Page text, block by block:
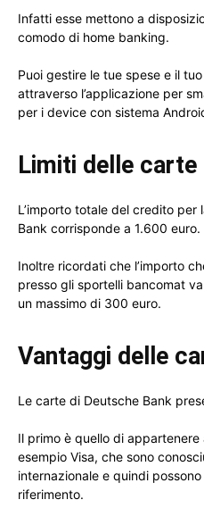
Infatti esse mettono a
comodo di home banking.
Puoi gestire le tue spese e il
attraverso l’applicazione per
per i device con sistema
Limiti delle carte
L’importo totale del credito
Bank corrisponde a 1.600 euro.
Inoltre ricordati che l’importo
presso gli sportelli bancomat
un massimo di 300 euro.
Vantaggi delle
Le carte di Deutsche Bank
Il primo è quello di
esempio Visa, che sono
internazionale e quindi
riferimento.